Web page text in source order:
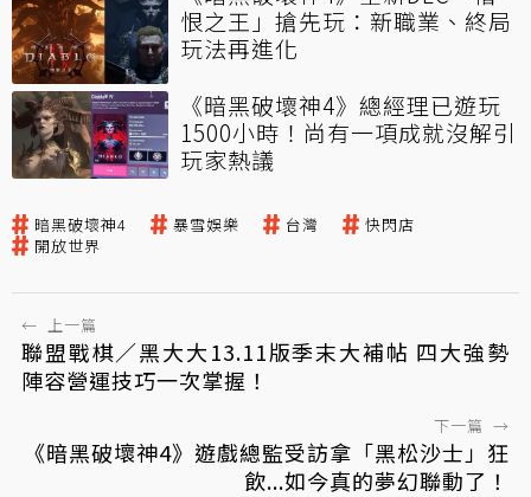
恨之王」搶先玩：新職業、終局
玩法再進化
《暗黑破壞神4》總經理已遊玩
1500小時！尚有一項成就沒解引
玩家熱議
暗黑破壞神4 暴雪娛樂 台灣
快閃店
開放世界
← 上一篇
聯盟戰棋／黑大大13.11版季末大補帖 四大強勢
陣容營運技巧一次掌握！
下一篇 →
《暗黑破壞神4》遊戲總監受訪拿「黑松沙士」狂
飲...如今真的夢幻聯動了！